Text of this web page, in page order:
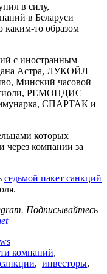
в силу,
в Беларуси
каким-то образом
с иностранным
Астра, ЛУКОЙЛ
Минский часовой
РЕМОНДИС
СПАРТАК и
которых
через компании за
седьмой пакет санкций
Подписывайтесь
компаний,
санкции, инвесторы,